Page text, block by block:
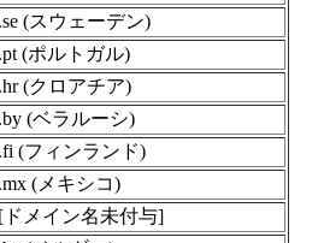
.se (スウェーデン)
.pt (ポルトガル)
.hr (クロアチア)
.by (ベラルーシ)
.fi (フィンランド)
.mx (メキシコ)
[ドメイン名未付与]